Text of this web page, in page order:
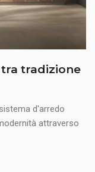
tra tradizione
d'arredo
attraverso